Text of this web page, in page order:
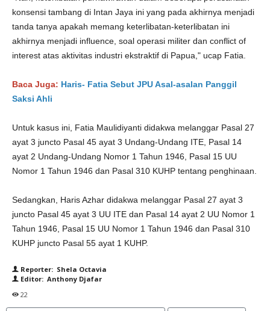
konsensi tambang di Intan Jaya ini yang pada akhirnya menjadi
tanda tanya apakah memang keterlibatan-keterlibatan ini
akhirnya menjadi influence, soal operasi militer dan conflict of
interest atas aktivitas industri ekstraktif di Papua," ucap Fatia.
Baca Juga: Haris- Fatia Sebut JPU Asal-asalan Panggil
Saksi Ahli
Untuk kasus ini, Fatia Maulidiyanti didakwa melanggar Pasal 27
ayat 3 juncto Pasal 45 ayat 3 Undang-Undang ITE, Pasal 14
ayat 2 Undang-Undang Nomor 1 Tahun 1946, Pasal 15 UU
Nomor 1 Tahun 1946 dan Pasal 310 KUHP tentang penghinaan.
Sedangkan, Haris Azhar didakwa melanggar Pasal 27 ayat 3
juncto Pasal 45 ayat 3 UU ITE dan Pasal 14 ayat 2 UU Nomor 1
Tahun 1946, Pasal 15 UU Nomor 1 Tahun 1946 dan Pasal 310
KUHP juncto Pasal 55 ayat 1 KUHP.
Reporter: Shela Octavia
Editor: Anthony Djafar
22